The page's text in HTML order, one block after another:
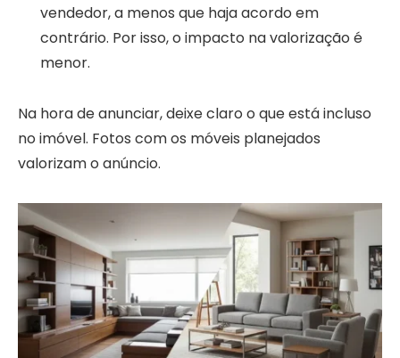
vendedor, a menos que haja acordo em
contrário. Por isso, o impacto na valorização é
menor.
Na hora de anunciar, deixe claro o que está incluso
no imóvel. Fotos com os móveis planejados
valorizam o anúncio.